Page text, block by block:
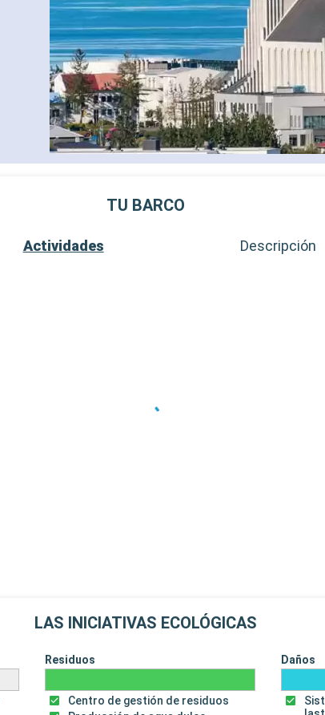
TU BARCO
Actividades Descripción
LAS INICIATIVAS ECOLÓGICAS
Residuos
Centro de gestión de residuos
Daños